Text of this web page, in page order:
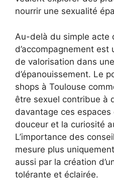
nourrir une sexualité
Au-delà du simple acte
d’accompagnement est
de valorisation dans
d’épanouissement. Le
shops à Toulouse
être sexuel contribue à
davantage ces
douceur et la curiosité
L’importance des
mesure plus
aussi par la création
tolérante et éclairée.